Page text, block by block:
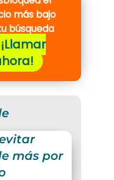
más bajo
búsqueda
¡Llamar
más por